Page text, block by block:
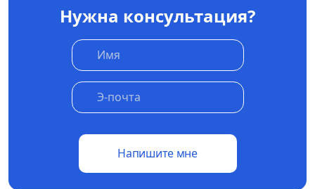
Нужна консультация?
Напишите мне